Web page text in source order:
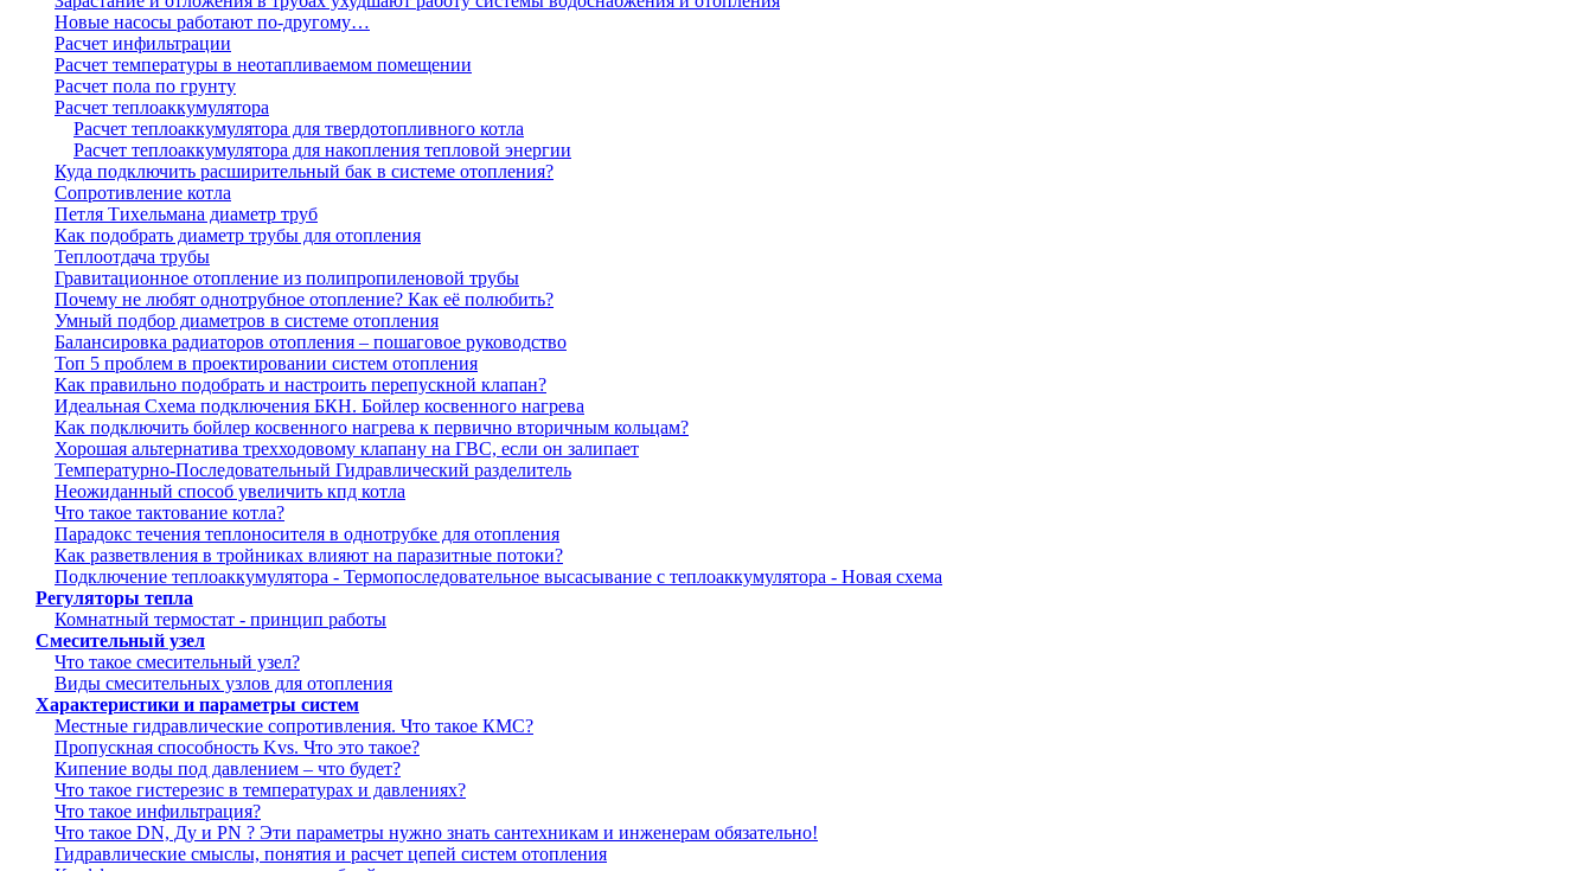
Новые насосы работают по-другому…
Расчет инфильтрации
Расчет температуры в неотапливаемом помещении
Расчет пола по грунту
Расчет теплоаккумулятора
Расчет теплоаккумулятора для твердотопливного котла
Расчет теплоаккумулятора для накопления тепловой энергии
Куда подключить расширительный бак в системе отопления?
Сопротивление котла
Петля Тихельмана диаметр труб
Как подобрать диаметр трубы для отопления
Теплоотдача трубы
Гравитационное отопление из полипропиленовой трубы
Почему не любят однотрубное отопление? Как её полюбить?
Умный подбор диаметров в системе отопления
Балансировка радиаторов отопления – пошаговое руководство
Топ 5 проблем в проектировании систем отопления
Как правильно подобрать и настроить перепускной клапан?
Идеальная Схема подключения БКН. Бойлер косвенного нагрева
Как подключить бойлер косвенного нагрева к первично вторичным кольцам?
Хорошая альтернатива трехходовому клапану на ГВС, если он залипает
Температурно-Последовательный Гидравлический разделитель
Неожиданный способ увеличить кпд котла
Что такое тактование котла?
Парадокс течения теплоносителя в однотрубке для отопления
Как разветвления в тройниках влияют на паразитные потоки?
Подключение теплоаккумулятора - Термопоследовательное высасывание с теплоаккумулятора - Новая схема
Регуляторы тепла
Комнатный термостат - принцип работы
Смесительный узел
Что такое смесительный узел?
Виды смесительных узлов для отопления
Характеристики и параметры систем
Местные гидравлические сопротивления. Что такое КМС?
Пропускная способность Kvs. Что это такое?
Кипение воды под давлением – что будет?
Что такое гистерезис в температурах и давлениях?
Что такое инфильтрация?
Что такое DN, Ду и PN ? Эти параметры нужно знать сантехникам и инженерам обязательно!
Гидравлические смыслы, понятия и расчет цепей систем отопления